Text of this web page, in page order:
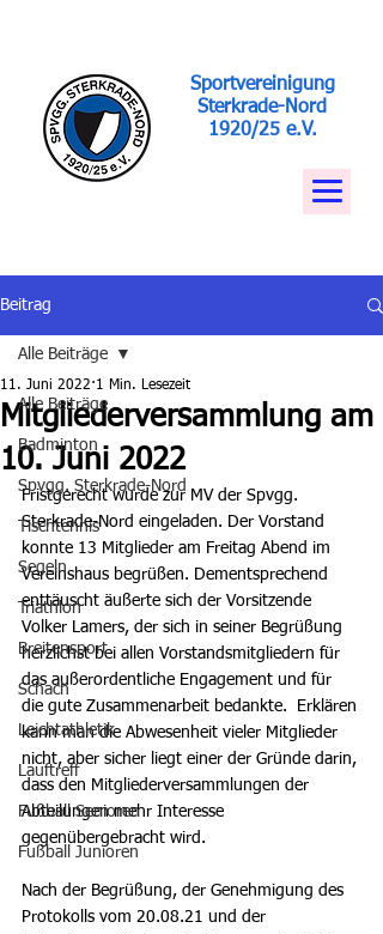
Sportvereinigung
Sterkrade-Nord
1920/25 e.V.
Beitrag
Alle Beiträge
Badminton
Spvgg. Sterkrade-Nord
Tischtennis
Segeln
Triathlon
Breitensport
Schach
Leichtathletik
Lauftreff
Fußball Senioren
Fußball Junioren
Alle Beiträge
Mitgliederversammlung am
10. Juni 2022
11. Juni 2022 1 Min. Lesezeit
Fristgerecht wurde zur MV der Spvgg.
Sterkrade-Nord eingeladen. Der Vorstand
konnte 13 Mitglieder am Freitag Abend im
Vereinshaus begrüßen. Dementsprechend
enttäuscht äußerte sich der Vorsitzende
Volker Lamers, der sich in seiner Begrüßung
herzlichst bei allen Vorstandsmitgliedern für
das außerordentliche Engagement und für
die gute Zusammenarbeit bedankte.  Erklären
kann man die Abwesenheit vieler Mitglieder
nicht, aber sicher liegt einer der Gründe darin,
dass den Mitgliederversammlungen der
Abteilungen mehr Interesse
gegenübergebracht wird.
Nach der Begrüßung, der Genehmigung des
Protokolls vom 20.08.21 und der